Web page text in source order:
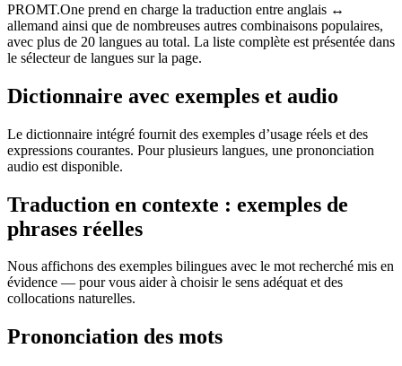
PROMT.One prend en charge la traduction entre anglais ↔
allemand ainsi que de nombreuses autres combinaisons populaires,
avec plus de 20 langues au total. La liste complète est présentée dans
le sélecteur de langues sur la page.
Dictionnaire avec exemples et audio
Le dictionnaire intégré fournit des exemples d’usage réels et des
expressions courantes. Pour plusieurs langues, une prononciation
audio est disponible.
Traduction en contexte : exemples de
phrases réelles
Nous affichons des exemples bilingues avec le mot recherché mis en
évidence — pour vous aider à choisir le sens adéquat et des
collocations naturelles.
Prononciation des mots